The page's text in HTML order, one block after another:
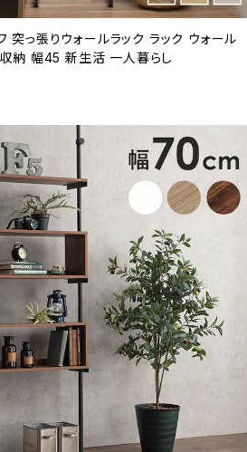
突っ張りウォールラック ラック ウォール
収納 幅45 新生活 一人暮らし